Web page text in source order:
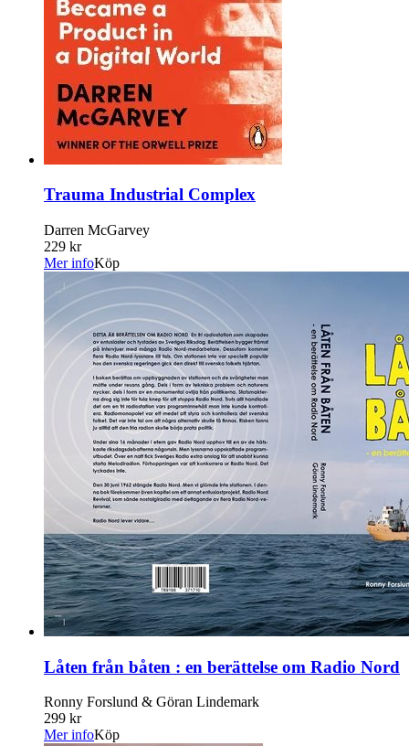
Trauma Industrial Complex
Darren McGarvey
229 kr
Mer infoKöp
Låten från båten : en berättelse om Radio Nord
Ronny Forslund & Göran Lindemark
299 kr
Mer infoKöp